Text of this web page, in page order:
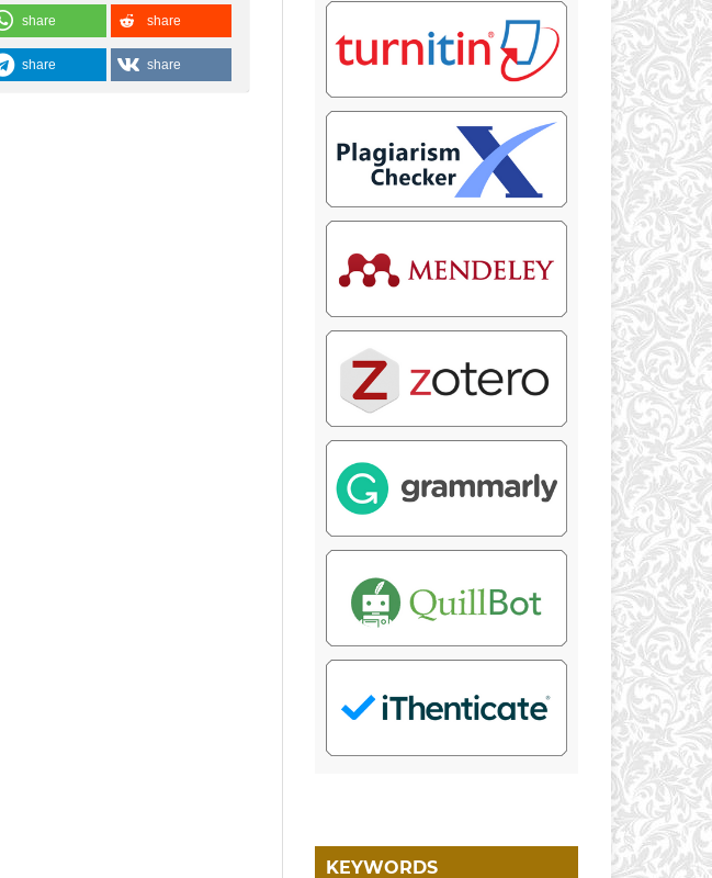
share share
share share
KEYWORDS